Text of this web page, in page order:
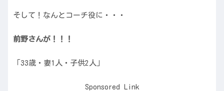
そして！なんとコーチ役に・・・
前野さんが！！！
「33歳・妻1人・子供2人」
Sponsored Link